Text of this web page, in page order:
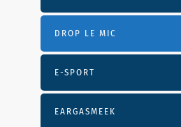
DROP LE MIC
E-SPORT
EARGASMEEK